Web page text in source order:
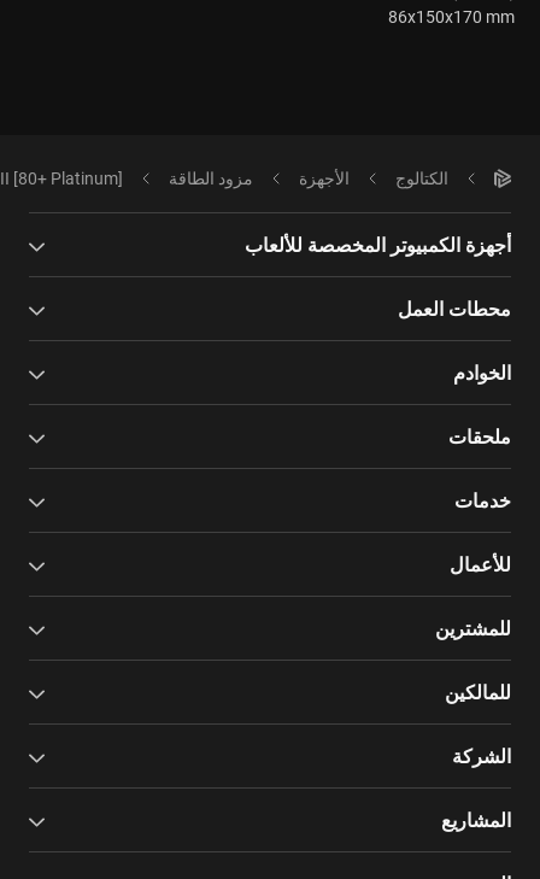
86x150x170 mm
الكتالوج الأجهزة مزود الطاقة [80+ Platinum]
أجهزة الكمبيوتر المخصصة للألعاب
محطات العمل
الخوادم
ملحقات
خدمات
للأعمال
للمشترين
للمالكين
الشركة
المشاريع